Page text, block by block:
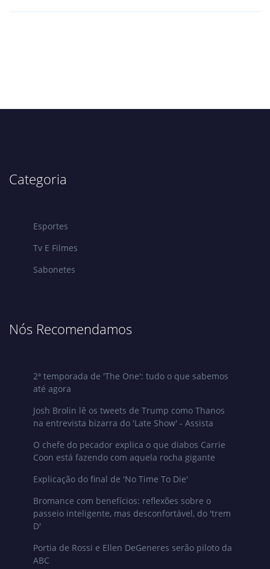
Categoria
Esportes
Tv E Filmes
Sabonetes
Nós Recomendamos
2ª temporada de 'The One': tudo o que sabemos
até agora
Josh Brolin lê os tweets de Trump como Thanos
na entrevista bizarra do 'Late Show' - Assista
O chefe do pecador explica o que diabos Carrie
Coon está fazendo com aquela rocha gigante
Explicação do final de 'No Time To Die'
Bromance com benefícios: reflexões sobre o
passeio inteligente, mas desconfortável, do 'trem
D'
Portia de Rossi e Ellen DeGeneres serão piloto da
ABC